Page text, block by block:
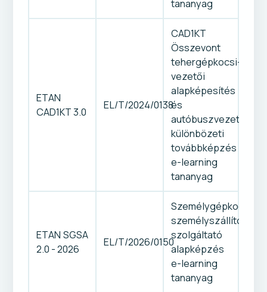
tananyag
ETAN
CAD1KT 3.0
EL/T/2024/0138
CAD1KT
Összevont
tehergépkocsi-
vezetői
alapképesítés
és
autóbuszvezetői
különbözeti
továbbképzés
e-learning
tananyag
ETAN SGSA
2.0 - 2026
EL/T/2026/0150
Személygépkocsis
személyszállító
szolgáltató
alapképzés
e-learning
tananyag